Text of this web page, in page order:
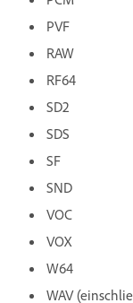
PVF
RAW
RF64
SD2
SDS
SF
SND
VOC
VOX
W64
WAV